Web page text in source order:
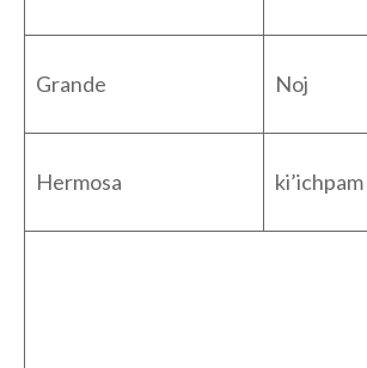
Grande Noj
Hermosa ki’ichpam